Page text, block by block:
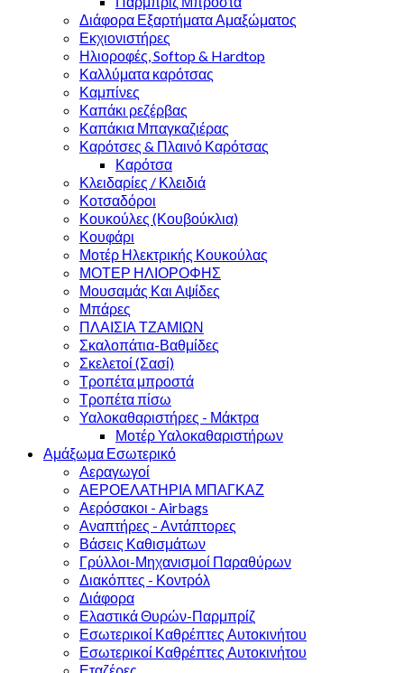
Διάφορα Εξαρτήματα Αμαξώματος
Εκχιονιστήρες
Ηλιοροφές, Softop & Hardtop
Καλλύματα καρότσας
Καμπίνες
Καπάκι ρεζέρβας
Καπάκια Μπαγκαζιέρας
Καρότσες & Πλαινό Καρότσας
Καρότσα
Κλειδαρίες / Κλειδιά
Κοτσαδόροι
Κουκούλες (Κουβούκλια)
Κουφάρι
Μοτέρ Ηλεκτρικής Κουκούλας
ΜΟΤΕΡ ΗΛΙΟΡΟΦΗΣ
Μουσαμάς Και Αψίδες
Μπάρες
ΠΛΑΙΣΙΑ ΤΖΑΜΙΩΝ
Σκαλοπάτια-Βαθμίδες
Σκελετοί (Σασί)
Τροπέτα μπροστά
Τροπέτα πίσω
Υαλοκαθαριστήρες - Μάκτρα
Μοτέρ Υαλοκαθαριστήρων
Αμάξωμα Εσωτερικό
Αεραγωγοί
ΑΕΡΟΕΛΑΤΗΡΙΑ ΜΠΑΓΚΑΖ
Αερόσακοι - Airbags
Αναπτήρες - Αντάπτορες
Βάσεις Καθισμάτων
Γρύλλοι-Μηχανισμοί Παραθύρων
Διακόπτες - Κοντρόλ
Διάφορα
Ελαστικά Θυρών-Παρμπρίζ
Εσωτερικοί Καθρέπτες Αυτοκινήτου
Εσωτερικοί Καθρέπτες Αυτοκινήτου